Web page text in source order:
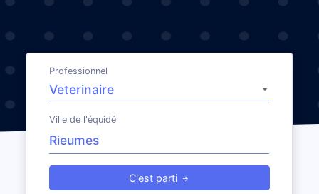
Professionnel
Ville de l'équidé
C'est parti